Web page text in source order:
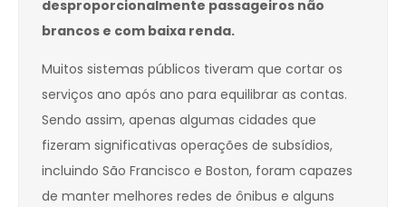
desproporcionalmente passageiros não
brancos e com baixa renda.
Muitos sistemas públicos tiveram que cortar os
serviços ano após ano para equilibrar as contas.
Sendo assim, apenas algumas cidades que
fizeram significativas operações de subsídios,
incluindo São Francisco e Boston, foram capazes
de manter melhores redes de ônibus e alguns